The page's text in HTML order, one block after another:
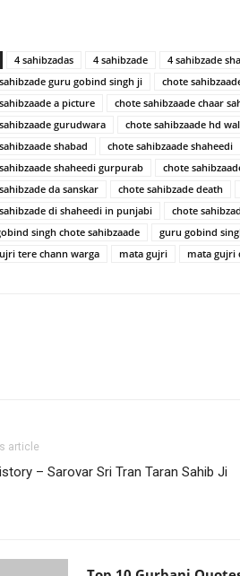
4 sahibzadas 4 sahibzade
4 sahibzade
guru gobind singh ji
chote
a picture
chote sahibzaade chaar
gurudwara
chote sahibzaade hd
shabad
chote sahibzaade shaheedi
shaheedi gurpurab
chote
da sanskar
chote sahibzade death
di shaheedi in punjabi
chote
singh chote sahibzaade
guru gobind
tere chann warga
mata gujri mata gujri
article
– Sarovar Sri Tran Taran Sahib Ji